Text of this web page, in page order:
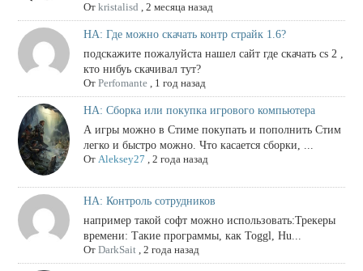
От kristalisd , 2 месяца назад
НА: Где можно скачать контр страйк 1.6?
подскажите пожалуйста нашел сайт где скачать cs 2 ,
кто нибуь скачивал тут?
От Perfomante, 1 год назад
НА: Сборка или покупка игрового компьютера
А игры можно в Стиме покупать и пополнить Стим
легко и быстро можно. Что касается сборки, ...
От Aleksey27 , 2 года назад
НА: Контроль сотрудников
например такой софт можно использовать:Трекеры
времени: Такие программы, как Toggl, Hu...
От DarkSait, 2 года назад